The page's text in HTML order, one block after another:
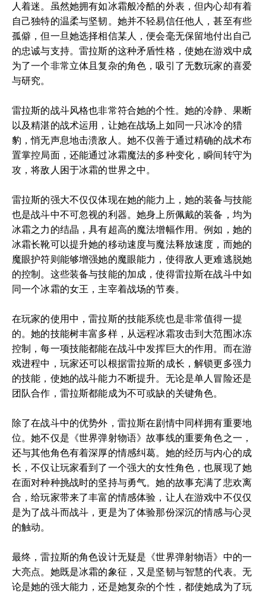
人着迷。虽然她拥有如冰霜般冷酷的外表，但内心却有着
自己独特的温柔与坚韧。她并不轻易信任他人，甚至有些
孤僻，但一旦她选择相信某人，便会毫无保留地付出自己
的忠诚与支持。雷拉斯的这种矛盾性格，使她在游戏中成
为了一个非常立体且复杂的角色，吸引了无数玩家的喜爱
与研究。
雷拉斯的战斗风格也非常符合她的个性。她的冷静、果断
以及精湛的战术运用，让她在战场上如同一只冰冷的猎
豹，悄无声息地击溃敌人。她不仅善于通过精确的战术布
置掌控局面，还能通过冰霜魔法的多种变化，瞬间转守为
攻，将敌人困于冰霜的世界之中。
雷拉斯的强大不仅仅体现在她的能力上，她的装备与技能
也是战斗中不可忽视的利器。她身上所佩戴的装备，均为
冰霜之力的结晶，具有超高的魔法增幅作用。例如，她的
冰霜长靴可以提升她的移动速度与魔法释放速度，而她的
魔眼护符则能够增强她的魔眼能力，使得敌人更难逃脱她
的控制。这些装备与技能的加成，使得雷拉斯在战斗中如
同一个冰霜的女王，主宰着战场的节奏。
在玩家的使用中，雷拉斯的技能系统也是非常值得一提
的。她的技能树丰富多样，从远程冰霜攻击到大范围冰冻
控制，每一项技能都能在战斗中发挥巨大的作用。而在游
戏进程中，玩家还可以根据雷拉斯的成长，解锁更多强力
的技能，使她的战斗能力不断提升。无论是单人冒险还是
团队合作，雷拉斯都能成为不可或缺的关键角色。
除了在战斗中的优势外，雷拉斯在剧情中同样拥有重要地
位。她不仅是《世界弹射物语》故事线的重要角色之一，
还与其他角色有着深厚的情感纠葛。她的经历与内心的成
长，不仅让玩家看到了一个强大的女性角色，也展现了她
在面对种种挑战时的坚持与勇气。她的故事充满了悲欢离
合，给玩家带来了丰富的情感体验，让人在游戏中不仅仅
是为了战斗而战斗，更是为了体验那份深沉的情感与心灵
的触动。
最终，雷拉斯的角色设计无疑是《世界弹射物语》中的一
大亮点。她既是冰霜的象征，又是坚韧与智慧的代表。无
论是她的强大能力，还是她复杂的个性，都使她成为了玩